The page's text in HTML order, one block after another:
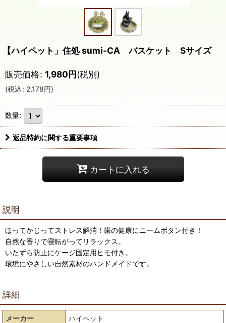
【ハイペット」住処 sumi-CA バスケット Sサイズ
販売価格: 1,980円(税別)
(税込: 2,178円)
数量:
返品特約に関する重要事項
カートに入れる
説明
ほってかじってストレス解消！歯の健康にニームボタン付き！
自然な香りで寝転がってリラックス。
いたずら防止にケージ固定用ヒモ付き。
環境にやさしい自然素材のハンドメイドです。
詳細
メーカー
ハイペット